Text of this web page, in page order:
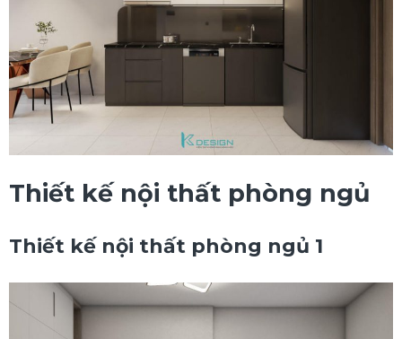
Thiết kế nội thất phòng ngủ
Thiết kế nội thất phòng ngủ 1